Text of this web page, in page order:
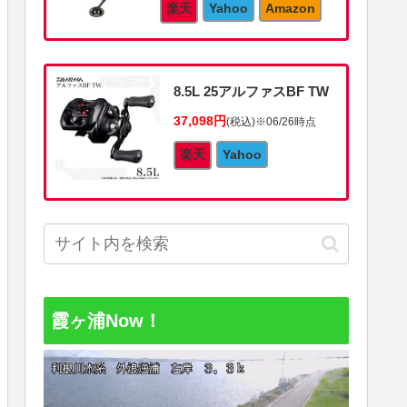
楽天 Yahoo Amazon
8.5L 25アルファスBF TW
37,098円(税込)※06/26時点
楽天 Yahoo
霞ヶ浦Now！